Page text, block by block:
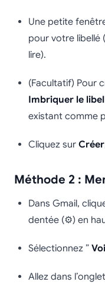
Une petite
pour votre libellé
lire).
(Facultatif) Pour
Imbriquer le
existant comme
Cliquez sur Créer
Méthode 2 :
Dans Gmail,
dentée (⚙️) en
Sélectionnez ”
Allez dans